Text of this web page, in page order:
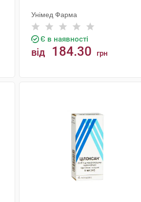
Унімед Фарма
Є в наявності
від 184.30 грн